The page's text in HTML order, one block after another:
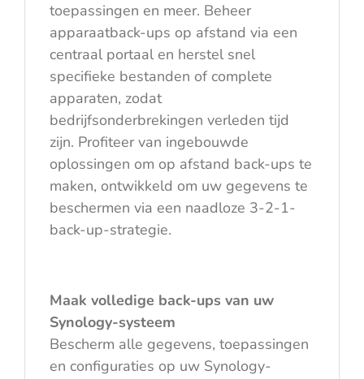
toepassingen en meer. Beheer
apparaatback-ups op afstand via een
centraal portaal en herstel snel
specifieke bestanden of complete
apparaten, zodat
bedrijfsonderbrekingen verleden tijd
zijn. Profiteer van ingebouwde
oplossingen om op afstand back-ups te
maken, ontwikkeld om uw gegevens te
beschermen via een naadloze 3-2-1-
back-up-strategie.
Maak volledige back-ups van uw
Synology-systeem
Bescherm alle gegevens, toepassingen
en configuraties op uw Synology-